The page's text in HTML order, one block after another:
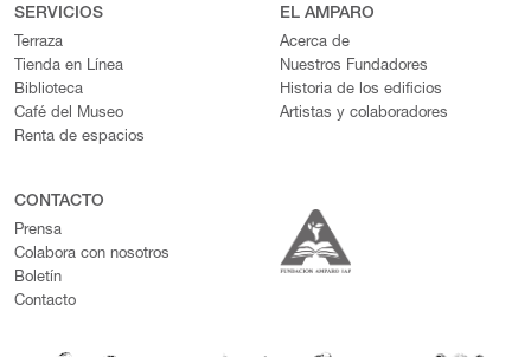
SERVICIOS
Terraza
Tienda en Línea
Biblioteca
Café del Museo
Renta de espacios
EL AMPARO
Acerca de
Nuestros Fundadores
Historia de los edificios
Artistas y colaboradores
CONTACTO
Prensa
Colabora con nosotros
Boletín
Contacto